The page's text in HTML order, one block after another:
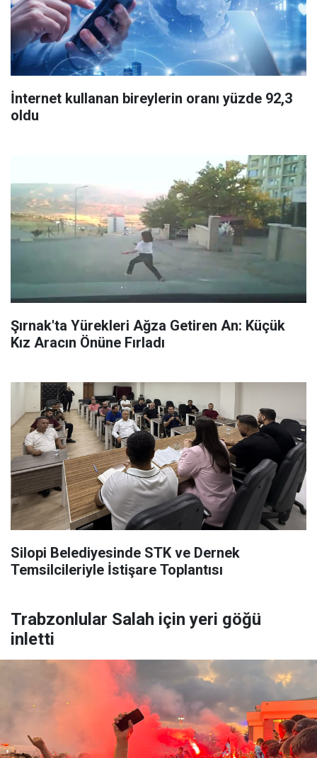
İnternet kullanan bireylerin oranı yüzde 92,3
oldu
Şırnak'ta Yürekleri Ağza Getiren An: Küçük
Kız Aracın Önüne Fırladı
Silopi Belediyesinde STK ve Dernek
Temsilcileriyle İstişare Toplantısı
Trabzonlular Salah için yeri göğü
inletti